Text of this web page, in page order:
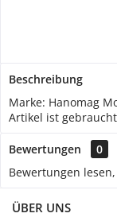
Beschreibung
Marke: Hanomag
Artikel ist
Bewertungen
0
Bewertungen
ÜBER UNS